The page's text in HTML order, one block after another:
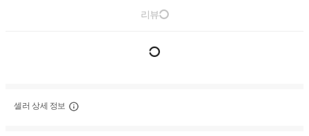
리뷰
셀러 상세 정보